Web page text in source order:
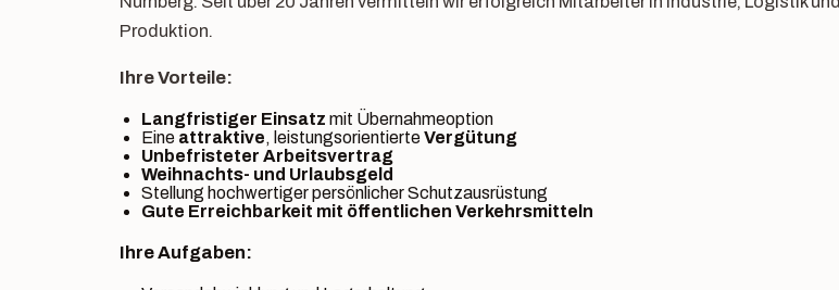
Produktion.
Ihre Vorteile:
Langfristiger Einsatz mit Übernahmeoption
Eine attraktive, leistungsorientierteVergütung
Unbefristeter Arbeitsvertrag
Weihnachts- und Urlaubsgeld
Stellung hochwertiger persönlicher Schutzausrüstung
Gute Erreichbarkeit mit öffentlichen Verkehrsmitteln
Ihre Aufgaben: